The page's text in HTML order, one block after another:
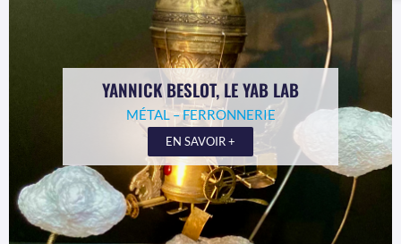
YANNICK BESLOT, LE YAB LAB
MÉTAL – FERRONNERIE
EN SAVOIR +